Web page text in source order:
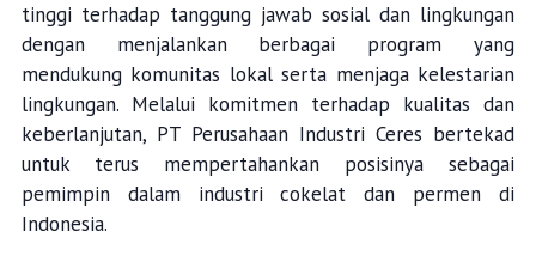
tinggi terhadap tanggung jawab sosial dan lingkungan
dengan menjalankan berbagai program yang
mendukung komunitas lokal serta menjaga kelestarian
lingkungan. Melalui komitmen terhadap kualitas dan
keberlanjutan, PT Perusahaan Industri Ceres bertekad
untuk terus mempertahankan posisinya sebagai
pemimpin dalam industri cokelat dan permen di
Indonesia.